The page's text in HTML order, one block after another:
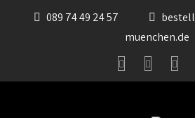
089 74 49 24 57
muenchen.de